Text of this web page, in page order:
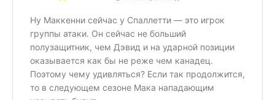
Ну Маккенни сейчас у Спаллетти — это игрок
группы атаки. Он сейчас не больший
полузащитник, чем Дэвид и на ударной позиции
оказывается как бы не реже чем канадец.
Поэтому чему удивляться? Если так продолжится,
то в следующем сезоне Мака нападающим